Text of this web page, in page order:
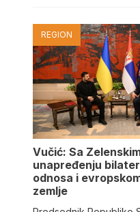
REGION
Vučić: Sa
unapređenju
odnosa i
zemlje